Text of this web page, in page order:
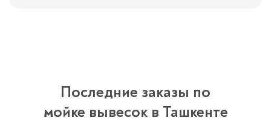
Последние заказы по
мойке вывесок в Ташкенте